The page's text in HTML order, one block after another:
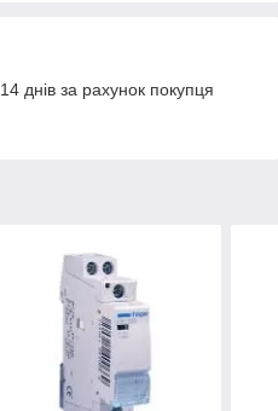
днів за рахунок покупця